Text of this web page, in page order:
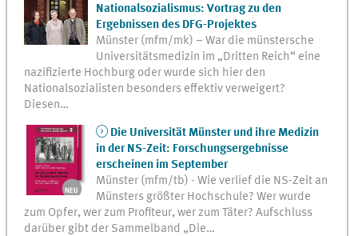
Nationalsozialismus: Vortrag zu den
Ergebnissen des DFG-Projektes
Münster (mfm/mk) – War die münstersche
Universitätsmedizin im „Dritten Reich“ eine
nazifizierte Hochburg oder wurde sich hier den
Nationalsozialisten besonders effektiv verweigert?
Diesen…
Die Universität Münster und ihre Medizin
in der NS-Zeit: Forschungsergebnisse
erscheinen im September
Münster (mfm/tb) - Wie verlief die NS-Zeit an
Münsters größter Hochschule? Wer wurde
zum Opfer, wer zum Profiteur, wer zum Täter? Aufschluss
darüber gibt der Sammelband „Die…